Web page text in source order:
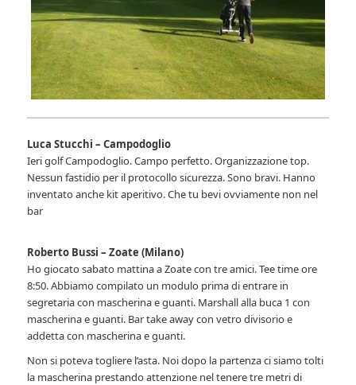
Luca Stucchi – Campodoglio
Ieri golf Campodoglio. Campo perfetto. Organizzazione top.
Nessun fastidio per il protocollo sicurezza. Sono bravi. Hanno
inventato anche kit aperitivo. Che tu bevi ovviamente non nel
bar
Roberto Bussi – Zoate (Milano)
Ho giocato sabato mattina a Zoate con tre amici. Tee time ore
8:50. Abbiamo compilato un modulo prima di entrare in
segretaria con mascherina e guanti. Marshall alla buca 1 con
mascherina e guanti. Bar take away con vetro divisorio e
addetta con mascherina e guanti.
Non si poteva togliere l’asta. Noi dopo la partenza ci siamo tolti
la mascherina prestando attenzione nel tenere tre metri di